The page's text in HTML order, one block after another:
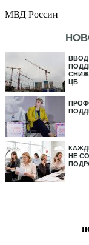
МВД России
ЦБ
НЕ